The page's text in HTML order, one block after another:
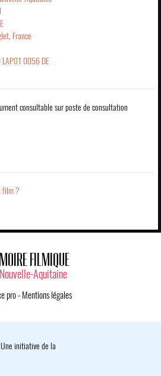
France
LAP01 0056 DE
consultable sur poste de consultation
film ?
FILMIQUE
Aquitaine
pro- Mentions légales
Une initiative de la